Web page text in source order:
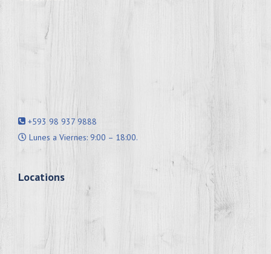
+593 98 937 9888
Lunes a Viernes: 9:00 – 18:00.
Locations